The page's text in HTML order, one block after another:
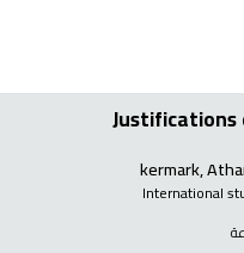
International